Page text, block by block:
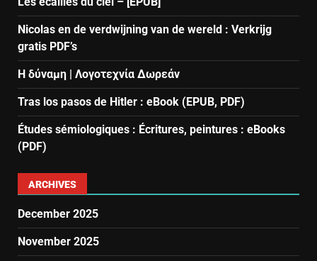
Nicolas en de verdwijning van de wereld : Verkrijg
gratis PDF’s
Η δύναμη | Λογοτεχνία Δωρεάν
Tras los pasos de Hitler : eBook (EPUB, PDF)
Études sémiologiques : Écritures, peintures : eBooks
(PDF)
ARCHIVES
December 2025
November 2025